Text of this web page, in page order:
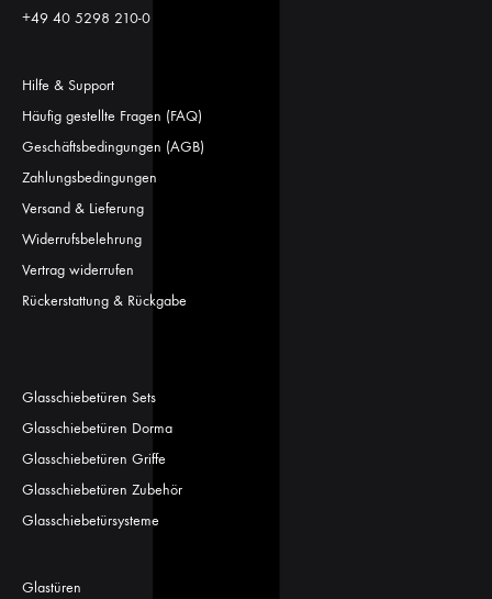
+49 40 5298 210-0
Hilfe & Support
Häufig gestellte Fragen (FAQ)
Geschäftsbedingungen (AGB)
Zahlungsbedingungen
Versand & Lieferung
Widerrufsbelehrung
Vertrag widerrufen
Rückerstattung & Rückgabe
Glasschiebetüren Sets
Glasschiebetüren Dorma
Glasschiebetüren Griffe
Glasschiebetüren Zubehör
Glasschiebetürsysteme
Glastüren